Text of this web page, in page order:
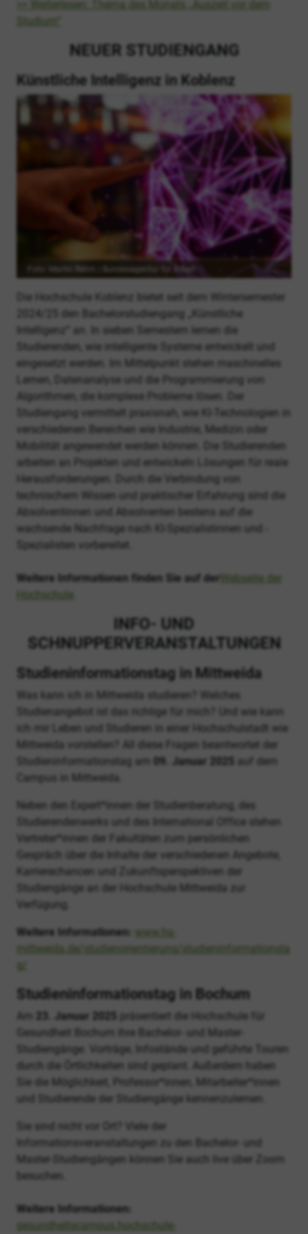
>> Weiterlesen: Thema des Monats „Auszeit vor dem
Studium“
NEUER STUDIENGANG
Künstliche Intelligenz in Koblenz
Foto: Martin Rehm | Bundesagentur für Arbeit
Die Hochschule Koblenz bietet seit dem Wintersemester
2024/25 den Bachelorstudiengang „Künstliche
Intelligenz“ an. In sieben Semestern lernen die
Studierenden, wie intelligente Systeme entwickelt und
eingesetzt werden. Im Mittelpunkt stehen maschinelles
Lernen, Datenanalyse und die Programmierung von
Algorithmen, die komplexe Probleme lösen. Der
Studiengang vermittelt praxisnah, wie KI-Technologien in
verschiedenen Bereichen wie Industrie, Medizin oder
Mobilität angewendet werden können. Die Studierenden
arbeiten an Projekten und entwickeln Lösungen für reale
Herausforderungen. Durch die Verbindung von
technischem Wissen und praktischer Erfahrung sind die
Absolventinnen und Absolventen bestens auf die
wachsende Nachfrage nach KI-Spezialistinnen und -
Spezialisten vorbereitet.
Weitere Informationen finden Sie auf der
Webseite der
Hochschule
INFO- UND
SCHNUPPERVERANSTALTUNGEN
Studieninformationstag in Mittweida
Was kann ich in Mittweida studieren? Welches
Studienangebot ist das richtige für mich? Und wie kann
ich mir Leben und Studieren in einer Hochschulstadt wie
Mittweida vorstellen? All diese Fragen beantwortet der
Studieninformationstag am
09. Januar 2025
auf dem
Campus in Mittweida.
Neben den Expert*innen der Studienberatung, des
Studierendenwerks und des International Office stehen
Vertreter*innen der Fakultäten zum persönlichen
Gespräch über die Inhalte der verschiedenen Angebote,
Karrierechancen und Zukunftsperspektiven der
Studiengänge an der Hochschule Mittweida zur
Verfügung.
Weitere Informationen: www.hs-
mittweida.de/studienorientierung/studieninformationsta
g/
Studieninformationstag in Bochum
Am 23. Januar 2025
präsentiert die Hochschule für
Gesundheit Bochum ihre Bachelor- und Master-
Studiengänge. Vorträge, Infostände und geführte Touren
durch die Örtlichkeiten sind geplant. Außerdem haben
Sie die Möglichkeit, Professor*innen, Mitarbeiter*innen
und Studierende der Studiengänge kennenzulernen.
Sie sind nicht vor Ort? Viele der
Informationsveranstaltungen zu den Bachelor- und
Master-Studiengängen können Sie auch live über Zoom
besuchen.
Weitere Informationen:
gesundheitscampus.hochschule-